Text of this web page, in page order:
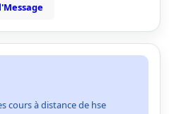
cours à distance de hse